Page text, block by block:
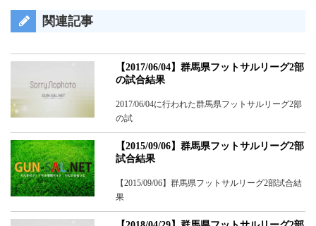
関連記事
【2017/06/04】群馬県フットサルリーグ2部
の試合結果
2017/06/04に行われた群馬県フットサルリーグ2部
の試
【2015/09/06】群馬県フットサルリーグ2部
試合結果
【2015/09/06】群馬県フットサルリーグ2部試合結
果